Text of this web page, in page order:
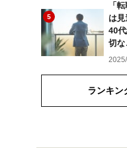
5
「
は
40
切な
ランキン